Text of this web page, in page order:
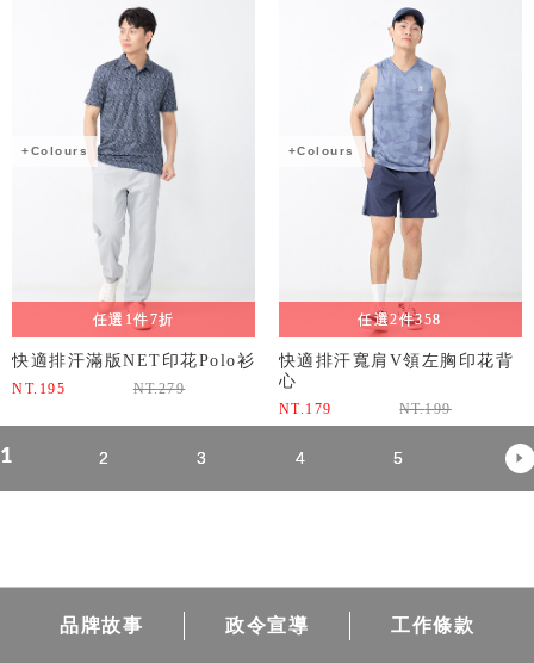
+Colours
任選1件7折
快適排汗滿版NET印花Polo衫
NT. 195 NT.279
+Colours
任選2件358
快適排汗寬肩V領左胸印花背
心
NT. 179 NT.199
1 2 3 4 5
品牌故事 政令宣導 工作條款